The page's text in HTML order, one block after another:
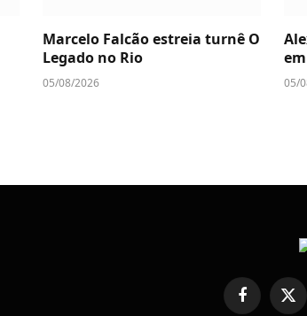
Marcelo Falcão estreia turnê O
Legado no Rio
05/08/2026 05/
FacebookX